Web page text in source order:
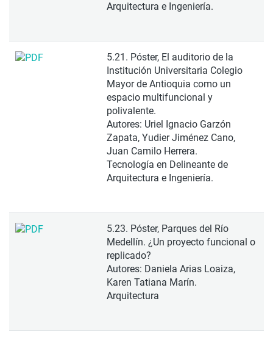
Arquitectura e Ingeniería.
5.21. Póster, El auditorio de la
Institución Universitaria Colegio
Mayor de Antioquia como un
espacio multifuncional y
polivalente.
Autores: Uriel Ignacio Garzón
Zapata, Yudier Jiménez Cano,
Juan Camilo Herrera.
Tecnología en Delineante de
Arquitectura e Ingeniería.
5.23. Póster, Parques del Río
Medellín. ¿Un proyecto funcional o
replicado?
Autores: Daniela Arias Loaiza,
Karen Tatiana Marín.
Arquitectura